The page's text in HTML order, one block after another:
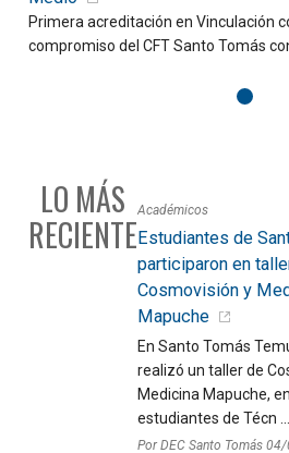
Primera acreditación en Vinculación
compromiso del CFT Santo Tomás
LO MÁS
RECIENTE
Académicos
Estudiantes de
participaron en
Cosmovisión y
Mapuche
En Santo Tomás
realizó un taller de
Medicina Mapuche,
estudiantes de Técn ...
Por DEC Santo Tomás